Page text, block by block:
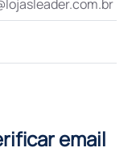
email